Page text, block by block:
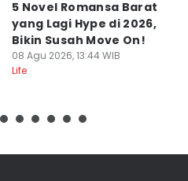
5 Novel Romansa Barat
yang Lagi Hype di 2026,
Bikin Susah Move On!
08 Agu 2026, 13:44 WIB
Life